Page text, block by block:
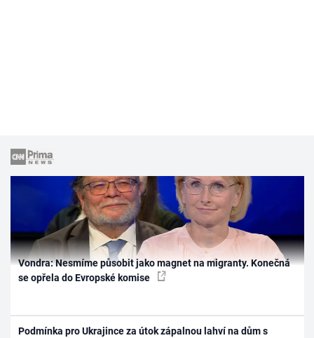
Vondra: Nesmíme působit jako magnet na migranty. Konečná
se opřela do Evropské komise
Podmínka pro Ukrajince za útok zápalnou lahví na dům s